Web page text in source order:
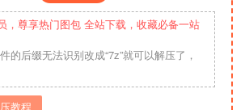
，尊享热门图包 全站下载，收藏必备一站
的后缀无法识别改成“7z”就可以解压了，
教程